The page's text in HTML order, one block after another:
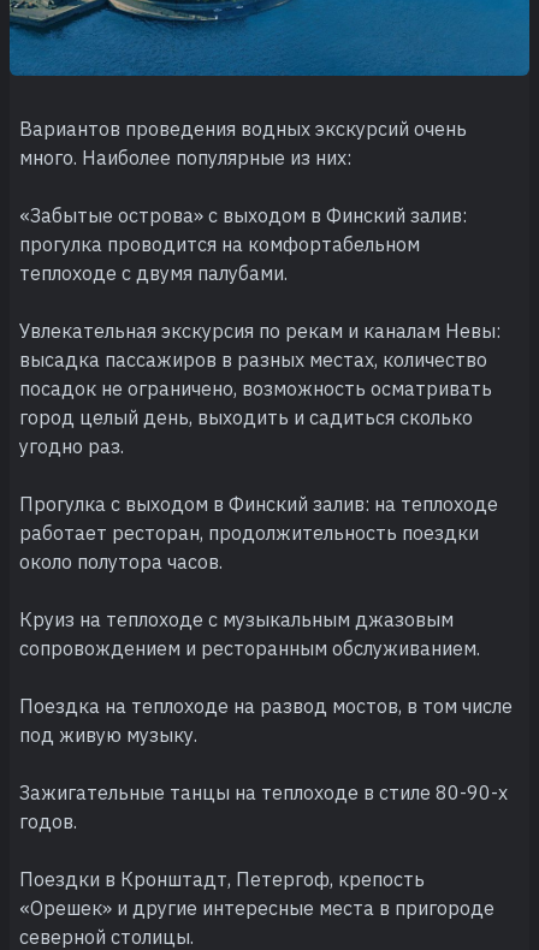
Вариантов проведения водных экскурсий очень
много. Наиболее популярные из них:
«Забытые острова» с выходом в Финский залив:
прогулка проводится на комфортабельном
теплоходе с двумя палубами.
Увлекательная экскурсия по рекам и каналам Невы:
высадка пассажиров в разных местах, количество
посадок не ограничено, возможность осматривать
город целый день, выходить и садиться сколько
угодно раз.
Прогулка с выходом в Финский залив: на теплоходе
работает ресторан, продолжительность поездки
около полутора часов.
Круиз на теплоходе с музыкальным джазовым
сопровождением и ресторанным обслуживанием.
Поездка на теплоходе на развод мостов, в том числе
под живую музыку.
Зажигательные танцы на теплоходе в стиле 80-90-х
годов.
Поездки в Кронштадт, Петергоф, крепость
«Орешек» и другие интересные места в пригороде
северной столицы.